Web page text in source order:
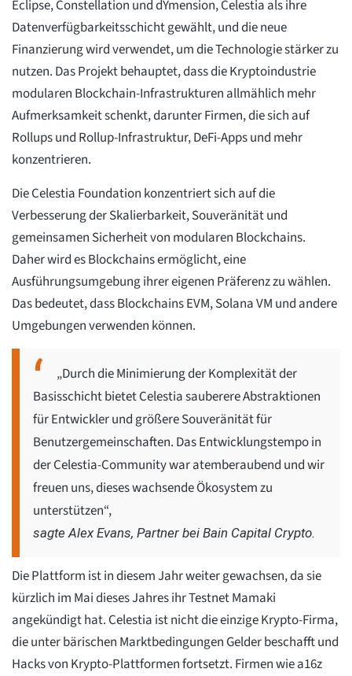
Eclipse, Constellation und dYmension, Celestia als ihre
Datenverfügbarkeitsschicht gewählt, und die neue
Finanzierung wird verwendet, um die Technologie stärker zu
nutzen. Das Projekt behauptet, dass die Kryptoindustrie
modularen Blockchain-Infrastrukturen allmählich mehr
Aufmerksamkeit schenkt, darunter Firmen, die sich auf
Rollups und Rollup-Infrastruktur, DeFi-Apps und mehr
konzentrieren.
Die Celestia Foundation konzentriert sich auf die
Verbesserung der Skalierbarkeit, Souveränität und
gemeinsamen Sicherheit von modularen Blockchains.
Daher wird es Blockchains ermöglicht, eine
Ausführungsumgebung ihrer eigenen Präferenz zu wählen.
Das bedeutet, dass Blockchains EVM, Solana VM und andere
Umgebungen verwenden können.
„Durch die Minimierung der Komplexität der
Basisschicht bietet Celestia sauberere Abstraktionen
für Entwickler und größere Souveränität für
Benutzergemeinschaften. Das Entwicklungstempo in
der Celestia-Community war atemberaubend und wir
freuen uns, dieses wachsende Ökosystem zu
unterstützen“,
sagte Alex Evans, Partner bei Bain Capital Crypto.
Die Plattform ist in diesem Jahr weiter gewachsen, da sie
kürzlich im Mai dieses Jahres ihr Testnet Mamaki
angekündigt hat. Celestia ist nicht die einzige Krypto-Firma,
die unter bärischen Marktbedingungen Gelder beschafft und
Hacks von Krypto-Plattformen fortsetzt. Firmen wie a16z